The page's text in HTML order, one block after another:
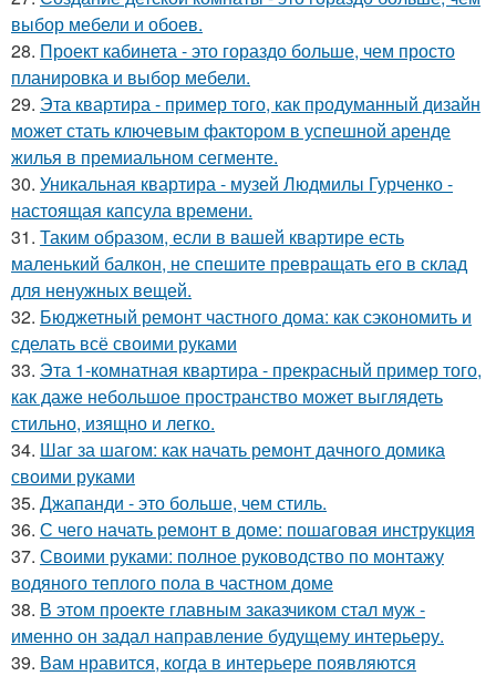
выбор мебели и обоев.
28. Проект кабинета - это гораздо больше, чем просто
планировка и выбор мебели.
29. Эта квартира - пример того, как продуманный дизайн
может стать ключевым фактором в успешной аренде
жилья в премиальном сегменте.
30. Уникальная квартира - музей Людмилы Гурченко -
настоящая капсула времени.
31. Таким образом, если в вашей квартире есть
маленький балкон, не спешите превращать его в склад
для ненужных вещей.
32. Бюджетный ремонт частного дома: как сэкономить и
сделать всё своими руками
33. Эта 1-комнатная квартира - прекрасный пример того,
как даже небольшое пространство может выглядеть
стильно, изящно и легко.
34. Шаг за шагом: как начать ремонт дачного домика
своими руками
35. Джапанди - это больше, чем стиль.
36. С чего начать ремонт в доме: пошаговая инструкция
37. Своими руками: полное руководство по монтажу
водяного теплого пола в частном доме
38. В этом проекте главным заказчиком стал муж -
именно он задал направление будущему интерьеру.
39. Вам нравится, когда в интерьере появляются